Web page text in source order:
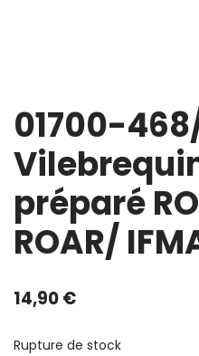
01700-
Vilebrequin
préparé
ROAR/
14,90€
Rupture de stock